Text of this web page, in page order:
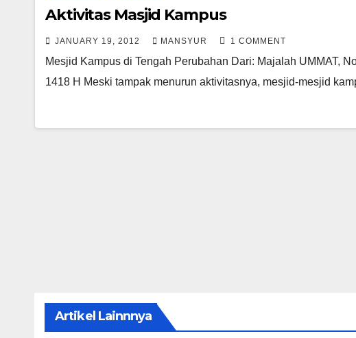
Aktivitas Masjid Kampus
JANUARY 19, 2012 MANSYUR 1 COMMENT
Mesjid Kampus di Tengah Perubahan Dari: Majalah UMMAT,
1418 H Meski tampak menurun aktivitasnya, mesjid-mesjid
Artikel Lainnnya